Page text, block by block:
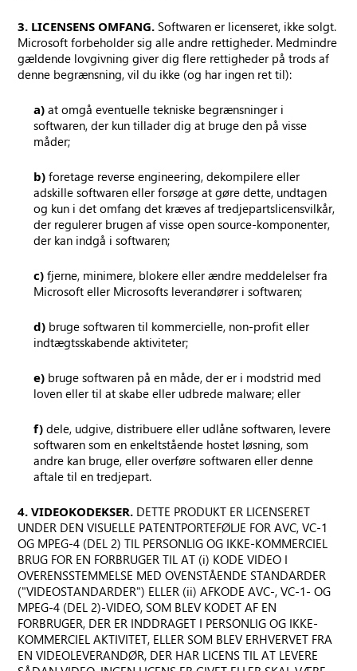
3. LICENSENS OMFANG. Softwaren er licenseret, ikke solgt.
Microsoft forbeholder sig alle andre rettigheder. Medmindre
gældende lovgivning giver dig flere rettigheder på trods af
denne begrænsning, vil du ikke (og har ingen ret til):
a) at omgå eventuelle tekniske begrænsninger i
softwaren, der kun tillader dig at bruge den på visse
måder;
b) foretage reverse engineering, dekompilere eller
adskille softwaren eller forsøge at gøre dette, undtagen
og kun i det omfang det kræves af tredjepartslicensvilkår,
der regulerer brugen af visse open source-komponenter,
der kan indgå i softwaren;
c) fjerne, minimere, blokere eller ændre meddelelser fra
Microsoft eller Microsofts leverandører i softwaren;
d) bruge softwaren til kommercielle, non-profit eller
indtægtsskabende aktiviteter;
e) bruge softwaren på en måde, der er i modstrid med
loven eller til at skabe eller udbrede malware; eller
f) dele, udgive, distribuere eller udlåne softwaren, levere
softwaren som en enkeltstående hostet løsning, som
andre kan bruge, eller overføre softwaren eller denne
aftale til en tredjepart.
4. VIDEOKODEKSER. DETTE PRODUKT ER LICENSERET
UNDER DEN VISUELLE PATENTPORTEFØLJE FOR AVC, VC-1
OG MPEG-4 (DEL 2) TIL PERSONLIG OG IKKE-KOMMERCIEL
BRUG FOR EN FORBRUGER TIL AT (i) KODE VIDEO I
OVERENSSTEMMELSE MED OVENSTÅENDE STANDARDER
("VIDEOSTANDARDER") ELLER (ii) AFKODE AVC-, VC-1- OG
MPEG-4 (DEL 2)-VIDEO, SOM BLEV KODET AF EN
FORBRUGER, DER ER INDDRAGET I PERSONLIG OG IKKE-
KOMMERCIEL AKTIVITET, ELLER SOM BLEV ERHVERVET FRA
EN VIDEOLEVERANDØR, DER HAR LICENS TIL AT LEVERE